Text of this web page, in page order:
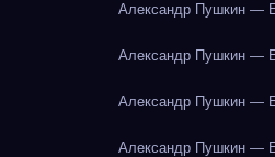
Александр Пушкин —
Александр Пушкин —
Александр Пушкин —
Александр Пушкин —